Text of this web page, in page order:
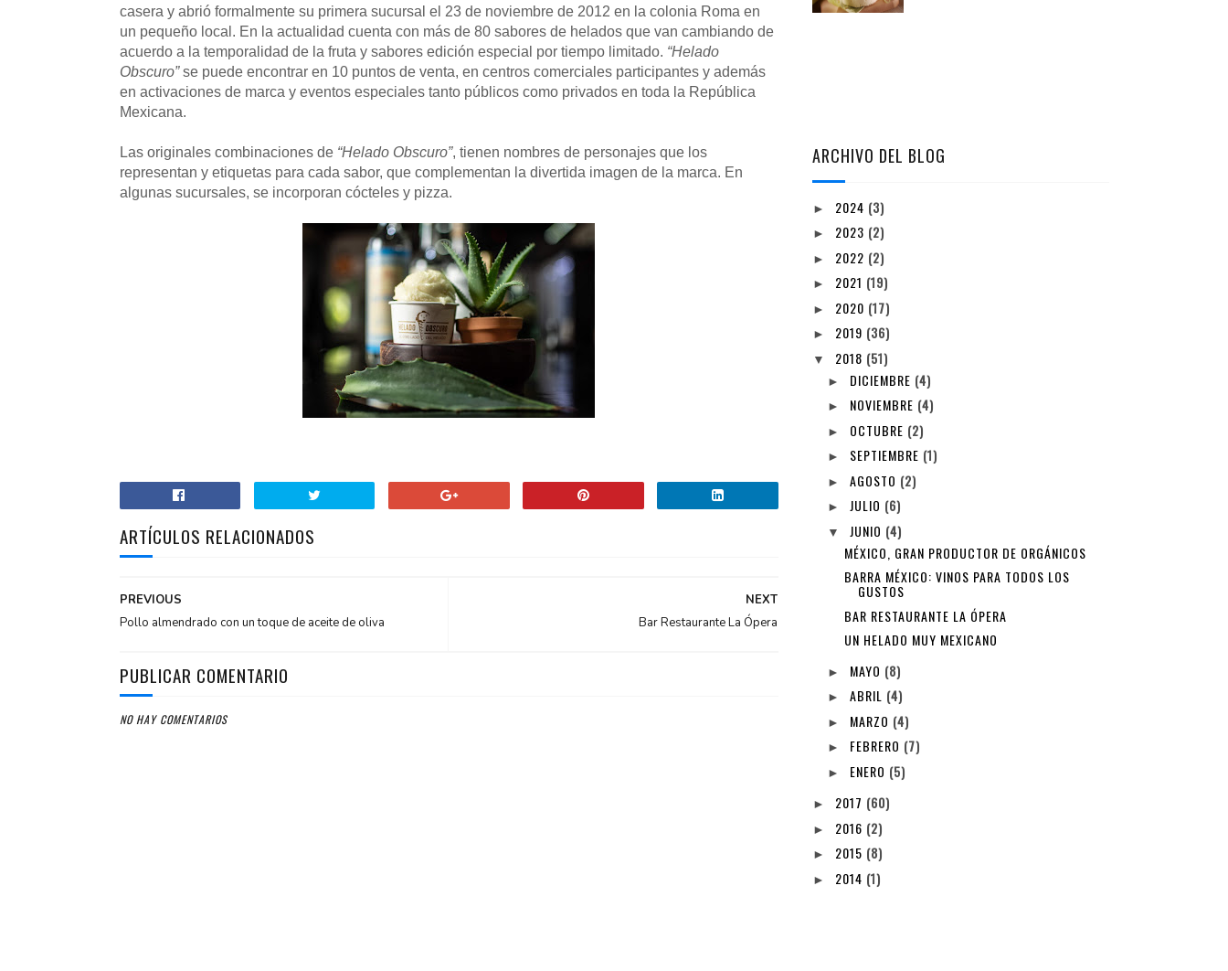
casera y abrió formalmente su primera sucursal el 23 de noviembre de 2012 en la colonia Roma en
un pequeño local. En la actualidad cuenta con más de 80 sabores de helados que van cambiando de
acuerdo a la temporalidad de la fruta y sabores edición especial por tiempo limitado. “Helado
Obscuro”se puede encontrar en 10 puntos de venta, en centros comerciales participantes y además
en activaciones de marca y eventos especiales tanto públicos como privados en toda la República
Mexicana.
Las originales combinaciones de “Helado Obscuro”, tienen nombres de personajes que los
representan y etiquetas para cada sabor, que complementan la divertida imagen de la marca. En
algunas sucursales, se incorporan cócteles y pizza.
ARTÍCULOS RELACIONADOS
NEXT
Bar Restaurante La Ópera
PREVIOUS
Pollo almendrado con un toque de aceite de oliva
PUBLICAR COMENTARIO
NO HAY COMENTARIOS
ARCHIVO DEL BLOG
► 2024 (3)
► 2023 (2)
► 2022 (2)
► 2021 (19)
► 2020 (17)
► 2019 (36)
▼ 2018 (51)
► DICIEMBRE (4)
► NOVIEMBRE (4)
► OCTUBRE (2)
► SEPTIEMBRE (1)
►AGOSTO (2)
► JULIO (6)
▼ JUNIO (4)
MÉXICO, GRAN PRODUCTOR DE ORGÁNICOS
BARRA MÉXICO: VINOS PARA TODOS LOS
GUSTOS
BAR RESTAURANTE LA ÓPERA
UN HELADO MUY MEXICANO
► MAYO (8)
►ABRIL (4)
► MARZO (4)
► FEBRERO (7)
► ENERO (5)
► 2017 (60)
► 2016 (2)
► 2015 (8)
► 2014 (1)